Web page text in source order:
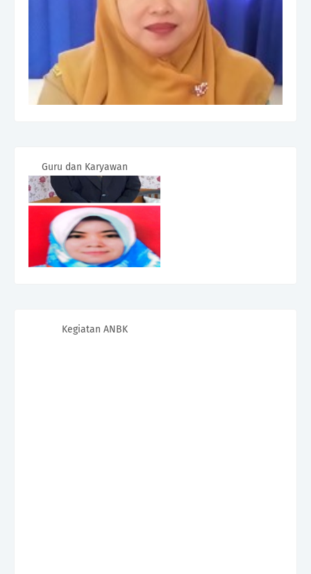
Guru dan Karyawan
Kegiatan ANBK